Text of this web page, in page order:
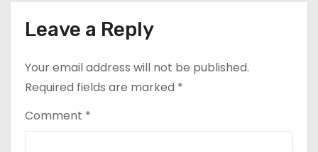
Leave a Reply
Your email address will not be published.
Required fields are marked *
Comment *